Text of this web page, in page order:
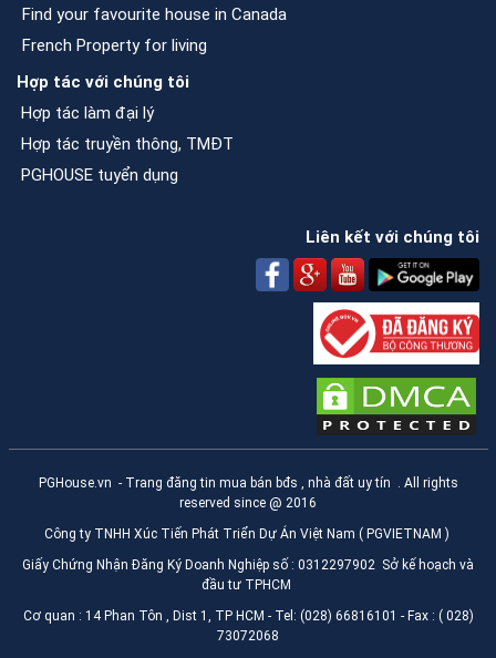
Find your favourite house in Canada
French Property for living
Hợp tác với chúng tôi
Hợp tác làm đại lý
Hợp tác truyền thông, TMĐT
PGHOUSE tuyển dụng
Liên kết với chúng tôi
PGHouse.vn - Trang đăng tin mua bán bđs , nhà đất uy tín . All rights
reserved since @ 2016
Công ty TNHH Xúc Tiến Phát Triển Dự Án Việt Nam ( PGVIETNAM )
Giấy Chứng Nhận Đăng Ký Doanh Nghiệp số : 0312297902 Sở kế hoạch và
đầu tư TPHCM
Cơ quan : 14 Phan Tôn , Dist 1, TP HCM - Tel: (028) 66816101 - Fax : ( 028)
73072068